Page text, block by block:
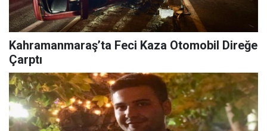
Kahramanmaraş’ta Feci Kaza Otomobil Direğe
Çarptı